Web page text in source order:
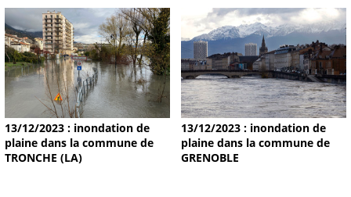
13/12/2023 : inondation de
plaine dans la commune de
TRONCHE (LA)
13/12/2023 : inondation de
plaine dans la commune de
GRENOBLE